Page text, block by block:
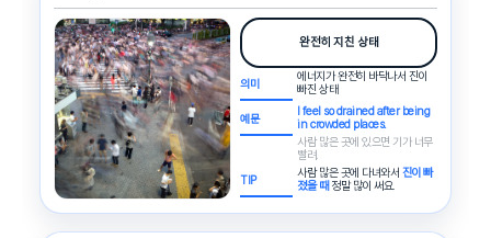
완전히 지친 상태
의미
에너지가 완전히 바닥나서 진이
빠진 상태
예문
I feel so drained after being
in crowded places.
사람 많은 곳에 있으면 기가 너무
빨려.
TIP
사람 많은 곳에 다녀와서 진이 빠
졌을 때정말 많이 써요.